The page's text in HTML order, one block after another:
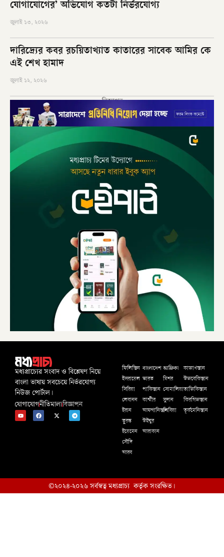
যোগাযোগের’ অভিযোগ কতটা নির্ভরযোগ্য
জুলাই ১৩, ২০২৬
দারিদ্র্যের কবর রচয়িতাখ্যাত কাতারের সাবেক আমির কে
এই শেখ হামাদ
জুলাই ১২, ২০২৬
বিজ্ঞাপন
মধ্যপ্রাচ্যের সংবাদ ও বিশ্লেষণ নিয়ে
বাংলা ভাষায় সবচেয়ে নির্ভরযোগ্য
নিউজ পোর্টাল।
যোগাযোগনীতিমালাবিজ্ঞাপন
ফিলিস্তিন
ইসরায়েল
সিরিয়া
লেবানন
ইরান
তুরস্ক
ইয়েমেন
সৌদি
আরব
বাংলাদেশ
ভারত
পাকিস্তান
কাশ্মীর
আফগানিস্তান
উইঘুর
আরাকান
আফ্রিকা
মিশর
সোমালিয়া
সুদান
লিবিয়া
কাজাখস্তান
উজবেকিস্তান
তাজিকিস্তান
কিরগিজস্তান
তূর্কমেনিস্তান
©২০২৪-২০২৬ সর্বস্বত্ব মধ্যপ্রাচ্য কর্তৃক সংরক্ষিত।